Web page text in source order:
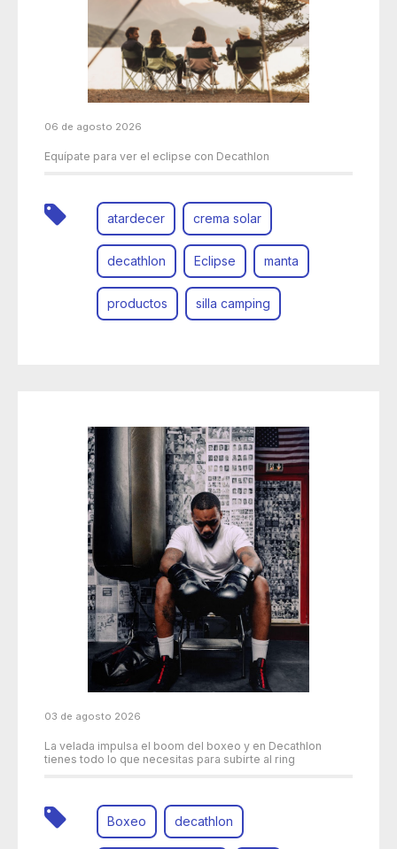
06 de agosto 2026
Equípate para ver el eclipse con Decathlon
atardecer crema solar
decathlon Eclipse manta
productos silla camping
03 de agosto 2026
La velada impulsa el boom del boxeo y en Decathlon
tienes todo lo que necesitas para subirte al ring
Boxeo decathlon